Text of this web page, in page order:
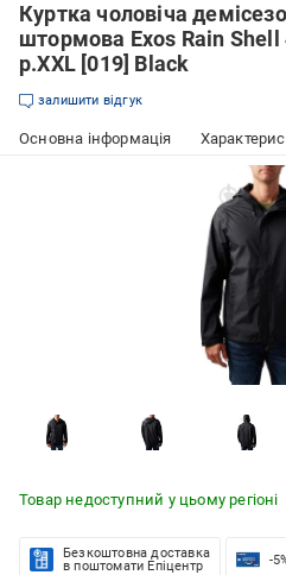
Куртка чоловіча
штормова Exos Rain
р.XXL [019] Black
залишити відгук
Основна інформація
Товар недоступний у цьому регіоні
Безкоштовна доставка
в поштомати Епіцентр
-